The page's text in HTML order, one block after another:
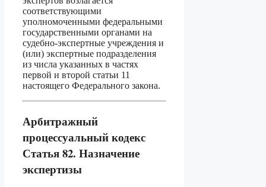
соответствующими
уполномоченными федеральными
государственными органами на
судебно-экспертные учреждения и
(или) экспертные подразделения
из числа указанных в частях
первой и второй статьи 11
настоящего Федерального закона.
Арбитражный
процессуальный кодекс
Статья 82. Назначение
экспертизы